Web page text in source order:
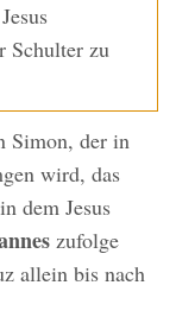
Schulter zu
Simon, der in
wird, das
dem Jesus
zufolge
allein bis nach